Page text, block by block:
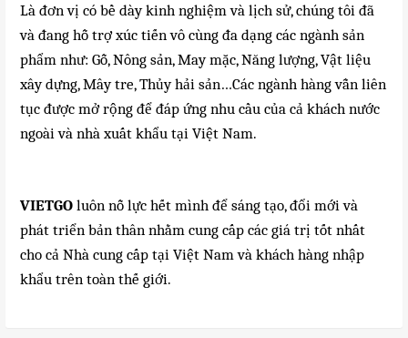
Là đơn vị có bề dày kinh nghiệm và lịch sử, chúng tôi đã
và đang hỗ trợ xúc tiến vô cùng đa dạng các ngành sản
phẩm như: Gỗ, Nông sản, May mặc, Năng lượng, Vật liệu
xây dựng, Mây tre, Thủy hải sản…Các ngành hàng vẫn liên
tục được mở rộng để đáp ứng nhu cầu của cả khách nước
ngoài và nhà xuất khẩu tại Việt Nam.
VIETGO luôn nỗ lực hết mình để sáng tạo, đổi mới và
phát triển bản thân nhằm cung cấp các giá trị tốt nhất
cho cả Nhà cung cấp tại Việt Nam và khách hàng nhập
khẩu trên toàn thế giới.